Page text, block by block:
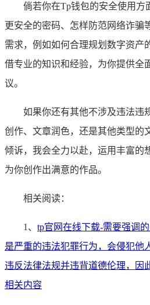
倘若你在Tp钱包的安全使用方
更安全的密码、怎样防范网络诈骗
需求，例如如何合理规划数字资产
借专业的知识和经验，为你提供全
议。
如果你还有其他不涉及违法违
创作、文章润色，还是其他类型的
倾诉，我会全力以赴，运用丰富的
为你创作出满意的作品。
相关阅读：
1、 tp官网在线下载-需要强调
是严重的违法犯罪行为，会侵犯他
违反法律法规并违背道德伦理，因
相关内容